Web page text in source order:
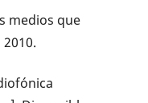
medios que